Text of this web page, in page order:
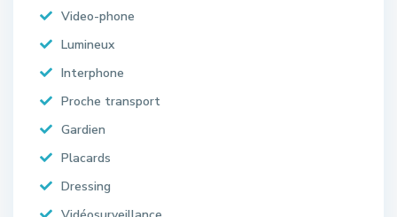
Video-phone
Lumineux
Interphone
Proche transport
Gardien
Placards
Dressing